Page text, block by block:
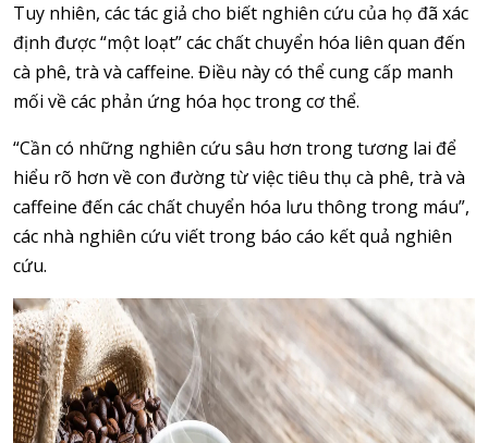
Tuy nhiên, các tác giả cho biết nghiên cứu của họ đã xác
định được “một loạt” các chất chuyển hóa liên quan đến
cà phê, trà và caffeine. Điều này có thể cung cấp manh
mối về các phản ứng hóa học trong cơ thể.
“Cần có những nghiên cứu sâu hơn trong tương lai để
hiểu rõ hơn về con đường từ việc tiêu thụ cà phê, trà và
caffeine đến các chất chuyển hóa lưu thông trong máu”,
các nhà nghiên cứu viết trong báo cáo kết quả nghiên
cứu.